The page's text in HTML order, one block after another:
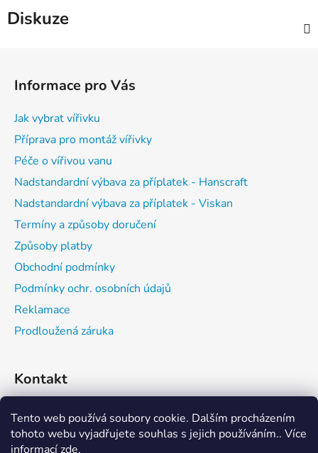
Tento web používá soubory cookie. Dalším procházením
tohoto webu vyjadřujete souhlas s jejich používáním.. Více
informacízde.
Diskuze
Informace pro Vás
Jak vybrat vířivku
Příprava pro montáž vířivky
Péče o vířivou vanu
Nadstandardní výbava za příplatek - Hanscraft
Nadstandardní výbava za příplatek - Viskan
Termíny a způsoby doručení
Způsoby platby
Obchodní podmínky
Podmínky ochr. osobních údajů
Reklamace
Prodloužená záruka
Kontakt
expedice@vitalwell.cz
608742111